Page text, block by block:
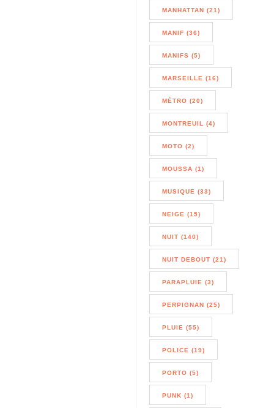
MANHATTAN (21)
MANIF (36)
MANIFS (5)
MARSEILLE (16)
MÉTRO (20)
MONTREUIL (4)
MOTO (2)
MOUSSA (1)
MUSIQUE (33)
NEIGE (15)
NUIT (140)
NUIT DEBOUT (21)
PARAPLUIE (3)
PERPIGNAN (25)
PLUIE (55)
POLICE (19)
PORTO (5)
PUNK (1)